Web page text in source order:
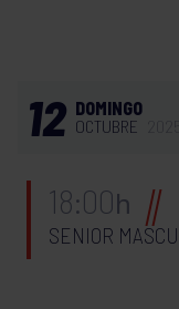
12 DOMINGO
OCTUBRE
18:00h
SENIOR